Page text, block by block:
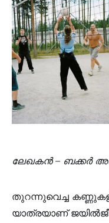
ലേഖകൻ – ബക്കർ
തുറന്നുവെച്ച
യാത്രയാണ്